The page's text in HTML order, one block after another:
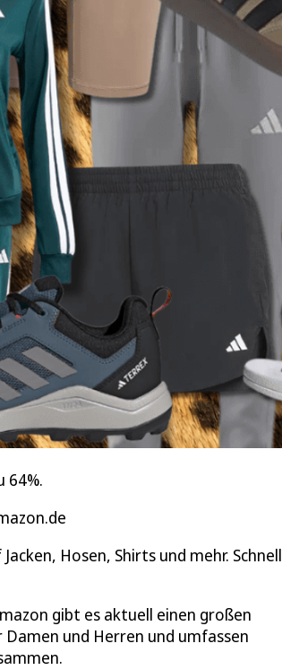
64%.
Hosen, Shirts und mehr. Schnell
gibt es aktuell einen großen
und Herren und umfassen